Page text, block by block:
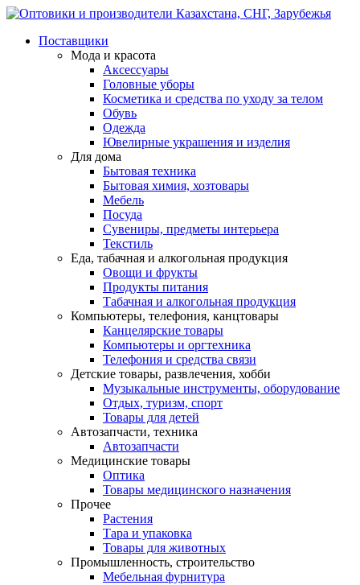
Поставщики
Мода и красота
Аксессуары
Головные уборы
Косметика и средства по уходу за телом
Обувь
Одежда
Ювелирные украшения и изделия
Для дома
Бытовая техника
Бытовая химия, хозтовары
Мебель
Посуда
Сувениры, предметы интерьера
Текстиль
Еда, табачная и алкогольная продукция
Овощи и фрукты
Продукты питания
Табачная и алкогольная продукция
Компьютеры, телефония, канцтовары
Канцелярские товары
Компьютеры и оргтехника
Телефония и средства связи
Детские товары, развлечения, хобби
Музыкальные инструменты, оборудование
Отдых, туризм, спорт
Товары для детей
Автозапчасти, техника
Автозапчасти
Медицинские товары
Оптика
Товары медицинского назначения
Прочее
Растения
Тара и упаковка
Товары для животных
Промышленность, строительство
Мебельная фурнитура